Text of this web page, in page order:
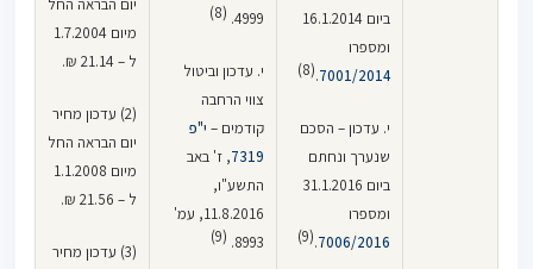
ביום 16.1.2014
ומספרו
7001/2014
.
(8)
י. עדכון – הסכם
שנערך ונחתם
ביום 31.1.2016
ומספרו
7006/2016
.
(9)
4999.
(8)
י. עדכון וביטול
צווי הרחבה
קודמים – י"פ
7319, ז' באב
התשע"ו,
11.8.2016, עמ'
8993.
(9)
יום הבראה החל
מיום 1.7.2004
ל – 21.14 ₪.
(2) עדכון מחיר
יום הבראה החל
מיום 1.1.2008
ל – 21.56 ₪.
(3) עדכון מחיר